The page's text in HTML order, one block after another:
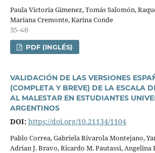
Paula Victoria Gimenez, Tomás Salomón,
Mariana Cremonte, Karina Conde
35-48
PDF (INGLÉS)
VALIDACIÓN DE LAS VERSIONES
(COMPLETA Y BREVE) DE LA ESCALA
AL MALESTAR EN ESTUDIANTES
ARGENTINOS
DOI: https://doi.org/10.21134/1104
Pablo Correa, Gabriela Rivarola Montejano,
Adrian J. Bravo, Ricardo M. Pautassi, Angelina